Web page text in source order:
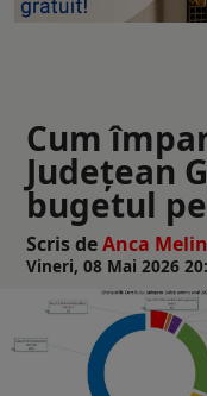
Cum
Judeţean
bugetul
Scris deAnca
Vineri, 08 Mai 2026